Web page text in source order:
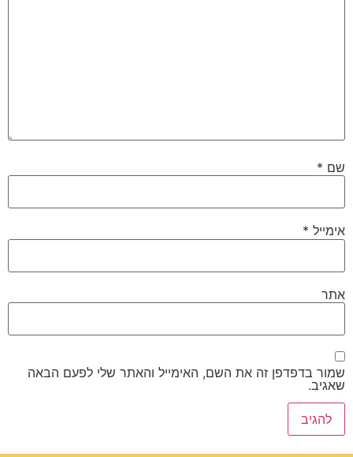
שם *
אימייל *
אתר
שמור בדפדפן זה את השם, האימייל והאתר שלי לפעם הבאה
שאגיב.